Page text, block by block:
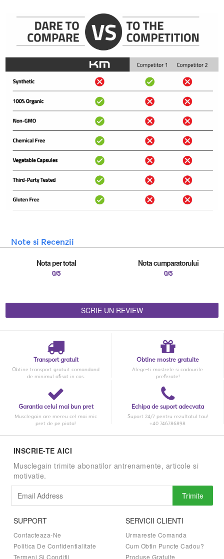
Note si Recenzii
Nota per total
0/5
Nota cumparatorului
0/5
SCRIE UN REVIEW
Transport gratuit
Obtine transport gratuit comandand
de minimul afisat in cos.
Obtine mostre gratuite
Alege-ti mostrele si cadourile
preferate!
Garantia celui mai bun pret
Musclegain are mereu cel mai mic
pret de pe piata!
Echipa de suport adecvata
Suport 24/7 pentru rezultatul tau!
+40 746786898
INSCRIE-TE AICI
Musclegain trimite abonatilor antrenamente, articole si
motivatie.
Trimite
SUPPORT
Contacteaza-Ne
Politica De Confidentialitate
Termeni Si Conditii
SERVICII CLIENTI
Urmareste Comanda
Cum Obtin Puncte Cadou?
Produse Gratuite